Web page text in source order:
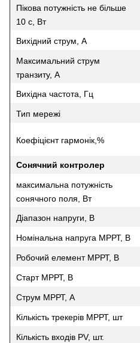
Пікова потужність не більше
10 с, Вт
Вихідний струм, А
Максимальний струм
транзиту, А
Вихідна частота, Гц
Тип мережі
Коефіцієнт гармонік,%
Сонячний контролер
максимальна потужність
сонячного поля, Вт
Діапазон напруги, В
Номінальна напруга МРРТ, В
Робочий елемент МРРТ, В
Старт МРРТ, В
Струм МРРТ, А
Кількість трекерів МРРТ, шт
Кількість входів PV, шт.